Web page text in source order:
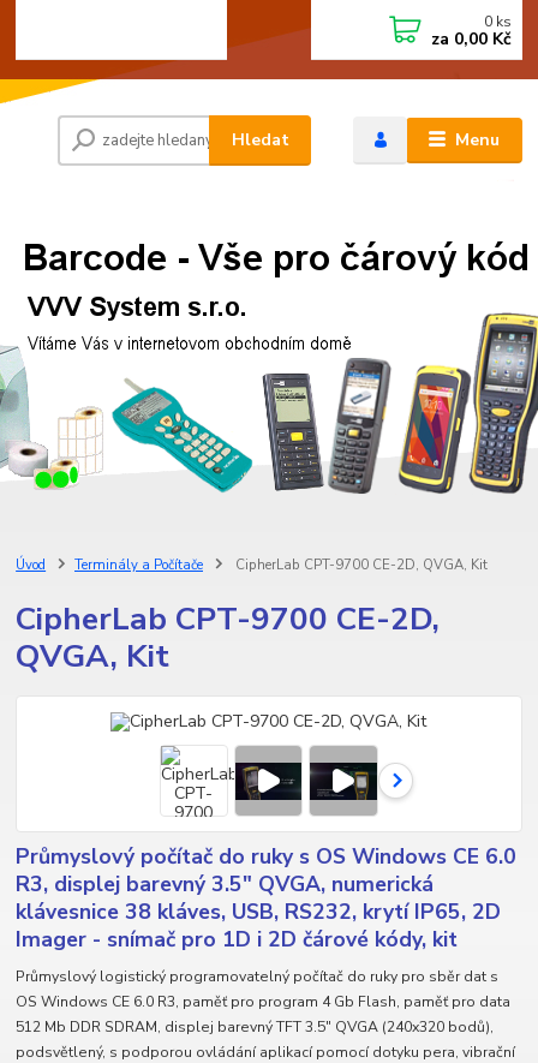
Menu
Hledat
0 ks
za 0,00 Kč
Úvod Terminály a Počítače CipherLab CPT-9700 CE-2D, QVGA, Kit
CipherLab CPT-9700 CE-2D,
QVGA, Kit
Průmyslový počítač do ruky s OS Windows CE 6.0
R3, displej barevný 3.5" QVGA, numerická
klávesnice 38 kláves, USB, RS232, krytí IP65, 2D
Imager - snímač pro 1D i 2D čárové kódy, kit
Průmyslový logistický programovatelný počítač do ruky pro sběr dat s
OS Windows CE 6.0 R3, paměť pro program 4 Gb Flash, paměť pro data
512 Mb DDR SDRAM, displej barevný TFT 3.5" QVGA (240x320 bodů),
podsvětlený, s podporou ovládání aplikací pomocí dotyku pera, vibrační